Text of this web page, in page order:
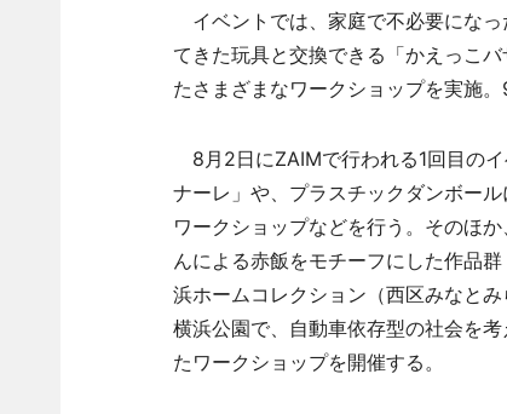
イベントでは、家庭で不必要にな
てきた玩具と交換できる「かえっこ
たさまざまなワークショップを実施
8月2日にZAIMで行われる1回目の
ナーレ」や、プラスチックダンボー
ワークショップなどを行う。そのほ
んによる赤飯をモチーフにした作品
浜ホームコレクション（西区みなと
横浜公園で、自動車依存型の社会を
たワークショップを開催する。